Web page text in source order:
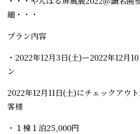
細・・・
プラン内容
・2022年12月3日(土)ー2022年12月
ン
2022年12月11日(土)にチェックアウ
客様
・１棟１泊25,000円